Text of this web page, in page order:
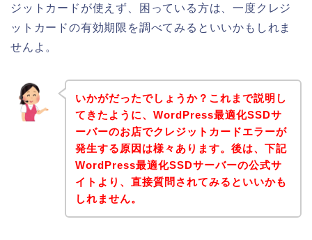
ジットカードが使えず、困っている方は、一度クレジ
ットカードの有効期限を調べてみるといいかもしれま
せんよ。
いかがだったでしょうか？これまで説明し
てきたように、WordPress最適化SSDサ
ーバーのお店でクレジットカードエラーが
発生する原因は様々あります。後は、下記
WordPress最適化SSDサーバーの公式サ
イトより、直接質問されてみるといいかも
しれません。